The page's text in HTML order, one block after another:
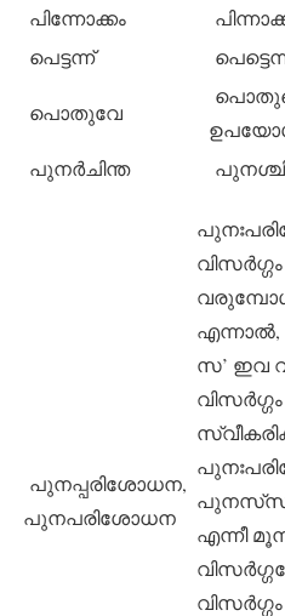
പിന്നോക്കം
പെട്ടന്ന്
പൊതുവേ
പുനര്‍ചിന്ത
പുനപ്പരിശോധന,
പുനപരിശോധന
എന്നാല്‍,
സ’ ഇവ
വിസര്‍ഗ്ഗം
എന്നീ